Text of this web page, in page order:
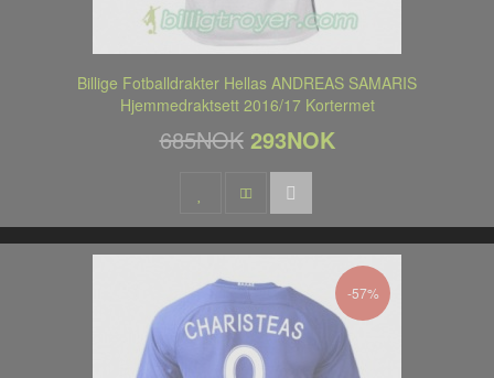
Billige Fotballdrakter Hellas ANDREAS SAMARIS
Hjemmedraktsett 2016/17 Kortermet
685NOK 293NOK
-57%